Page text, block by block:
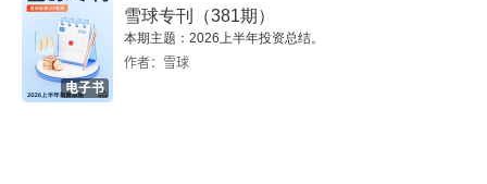
2.2.2 Java机器学习
2.2.3 Apache Mahout
电子书
雪球专刊（381期）
本期主题：2026上半年投资总结。
作者：雪球